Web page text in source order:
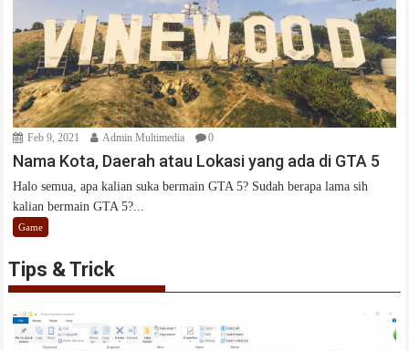
Feb 9, 2021 Admin Multimedia 0
Nama Kota, Daerah atau Lokasi yang ada di GTA 5
Halo semua, apa kalian suka bermain GTA 5? Sudah berapa lama sih
kalian bermain GTA 5?...
Game
Tips & Trick